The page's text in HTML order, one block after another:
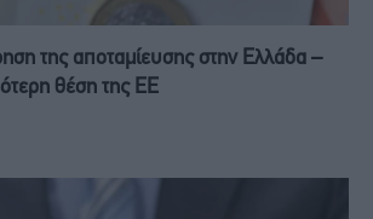
της αποταμίευσης στην Ελλάδα –
θέση της ΕΕ